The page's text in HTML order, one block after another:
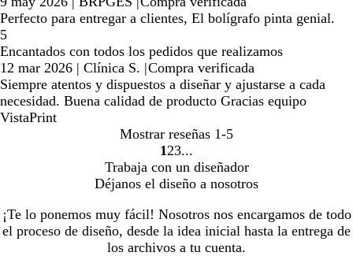
Perfecto para entregar a clientes, El bolígrafo pinta genial.
5
Encantados con todos los pedidos que realizamos
12 mar 2026 | Clínica S. |Compra verificada
Siempre atentos y dispuestos a diseñar y ajustarse a cada
necesidad. Buena calidad de producto Gracias equipo
VistaPrint
Mostrar reseñas 1-5
Ir
a
la
página
1 Ir
a
la
2 Ir
a
la
3
Trabaja con un diseñador
Déjanos el diseño a nosotros
¡Te lo ponemos muy fácil! Nosotros nos encargamos de todo
el proceso de diseño, desde la idea inicial hasta la entrega de
los archivos a tu cuenta.